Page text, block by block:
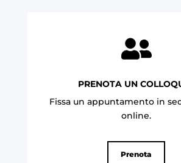

PRENOTA UN
Fissa un appuntamento in
online.
Prenota